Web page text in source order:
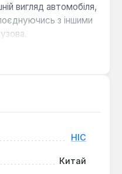
вигляд автомобіля,
з іншими
з 1980 року.
модифікацій.
HIC
Китай